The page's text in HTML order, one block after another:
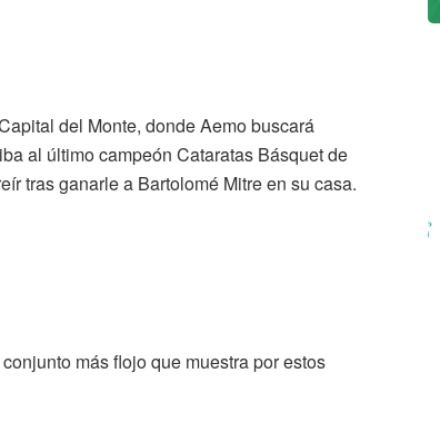
del Monte, donde Aemo buscará
al último campeón Cataratas Básquet de
tras ganarle a Bartolomé Mitre en su casa.
más flojo que muestra por estos